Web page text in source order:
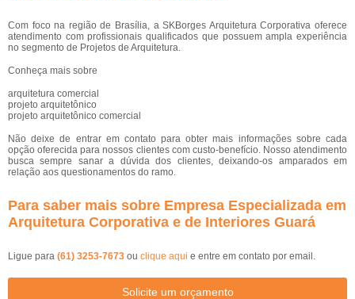
Com foco na região de Brasília, a SKBorges Arquitetura Corporativa oferece
atendimento com profissionais qualificados que possuem ampla experiência
no segmento de Projetos de Arquitetura.
Conheça mais sobre
arquitetura comercial
projeto arquitetônico
projeto arquitetônico comercial
Não deixe de entrar em contato para obter mais informações sobre cada
opção oferecida para nossos clientes com custo-benefício. Nosso atendimento
busca sempre sanar a dúvida dos clientes, deixando-os amparados em
relação aos questionamentos do ramo.
Para saber mais sobre Empresa Especializada em
Arquitetura Corporativa e de Interiores Guará
Ligue para (61) 3253-7673 ou clique aqui e entre em contato por email.
Solicite um orçamento